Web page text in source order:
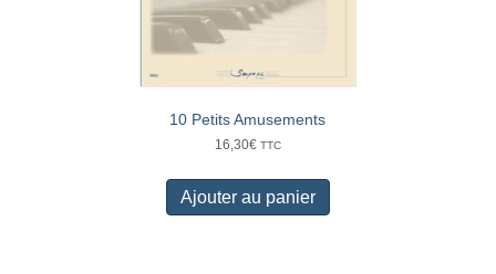
10 Petits Amusements
16,30€ TTC
Ajouter au panier